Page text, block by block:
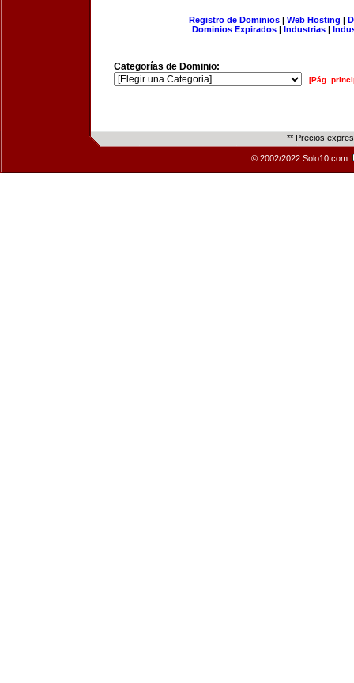
Registro de Dominios| Web Hosting |
Dominios Expirados | Industrias |
Categorías de Dominio:
[Pág.
** Precios
© 2002/2022 Solo10.com